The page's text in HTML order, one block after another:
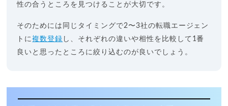
性の合うところを見つけることが大切です。
そのためには同じタイミングで2〜3社の転職エージェン
トに複数登録 し、それぞれの違いや相性を比較して1番
良いと思ったところに絞り込むのが良いでしょう。